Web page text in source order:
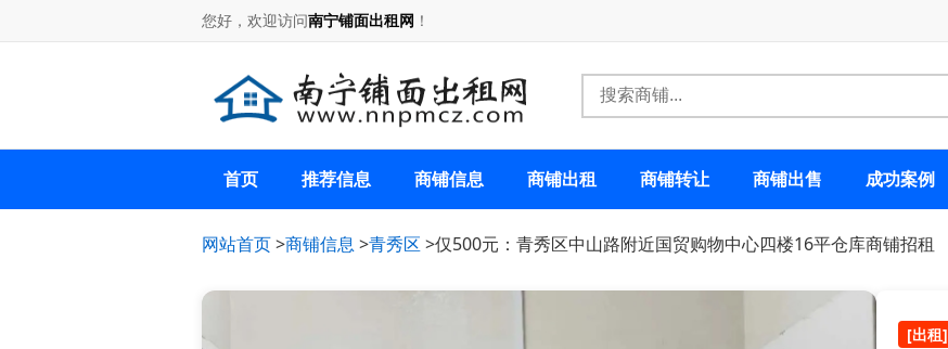
您好，欢迎访问南宁铺面出租网 ！
首页 推荐信息 商铺信息 商铺出租 商铺转让 商铺出售 成功案例
网站首页>商铺信息 >青秀区 >仅500元：青秀区中山路附近国贸购物中心四楼16平仓库商铺招租
[出租]